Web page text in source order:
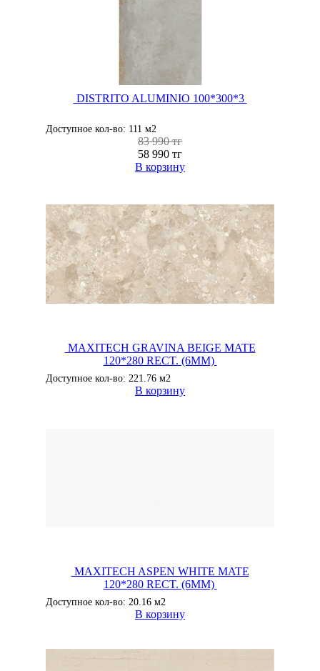
DISTRITO ALUMINIO 100*300*3
Доступное кол-во: 111 м2
83 990 тг
58 990 тг
В корзину
MAXITECH GRAVINA BEIGE MATE
120*280 RECT. (6MM)
Доступное кол-во: 221.76 м2
В корзину
MAXITECH ASPEN WHITE MATE
120*280 RECT. (6MM)
Доступное кол-во: 20.16 м2
В корзину